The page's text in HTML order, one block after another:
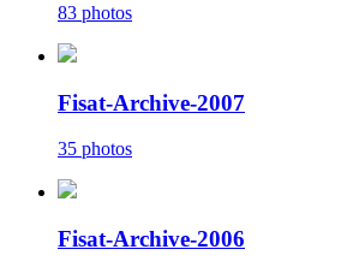
83 photos
Fisat-Archive-2007
35 photos
Fisat-Archive-2006